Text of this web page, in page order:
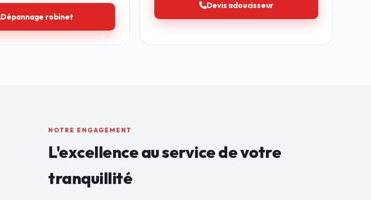
Dépannage robinet
Devis adoucisseur
NOTRE ENGAGEMENT
L'excellence au service devotre
tranquillité